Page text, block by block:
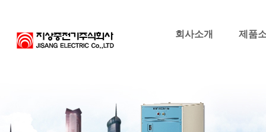
회사소개 제품